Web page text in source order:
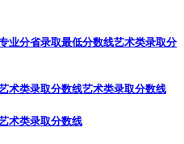
业分省录取最低分数线艺术类录取分
术类录取分数线艺术类录取分数线
术类录取分数线